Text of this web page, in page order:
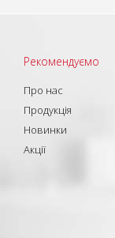
Рекомендуємо
Про нас
Продукція
Новинки
Акції